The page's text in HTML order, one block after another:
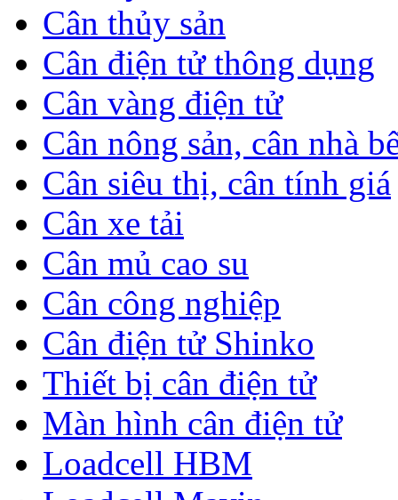
Cân thủy sản
Cân điện tử thông dụng
Cân vàng điện tử
Cân nông sản, cân nhà
Cân siêu thị, cân tính giá
Cân xe tải
Cân mủ cao su
Cân công nghiệp
Cân điện tử Shinko
Thiết bị cân điện tử
Màn hình cân điện tử
Loadcell HBM